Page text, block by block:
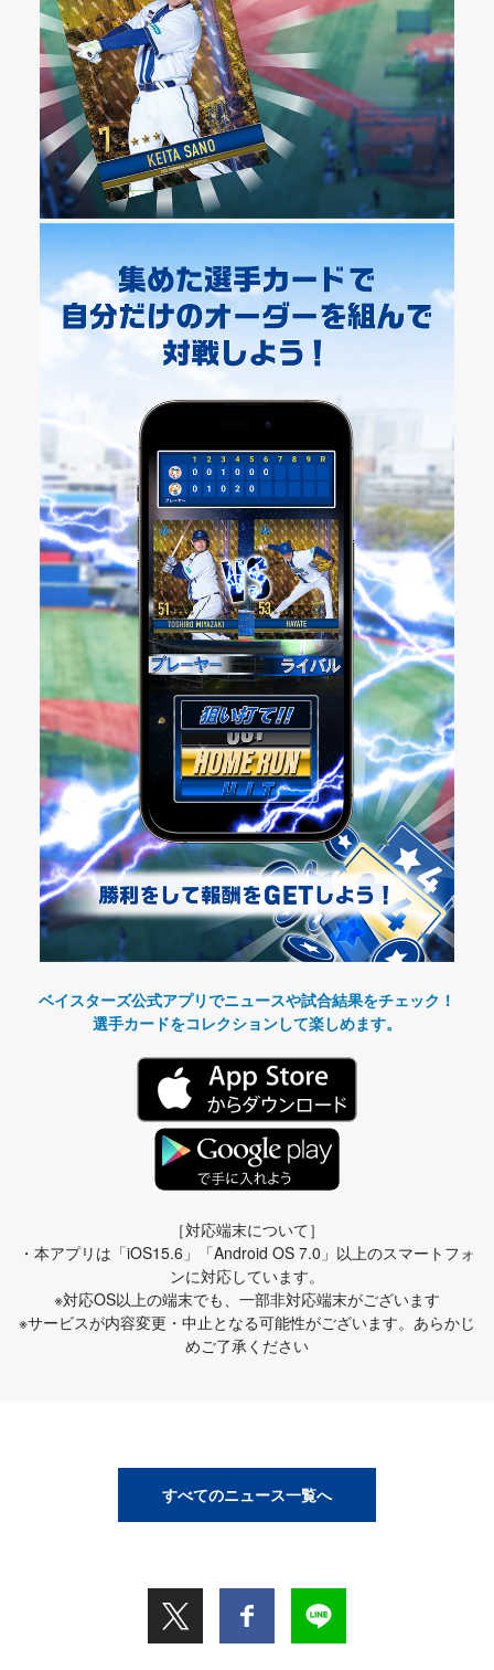
ベイスターズ公式アプリでニュースや試合結果をチェック！
選手カードをコレクションして楽しめます。
［対応端末について］
・本アプリは「iOS15.6」「Android OS 7.0」以上のスマートフォ
ンに対応しています。
※対応OS以上の端末でも、一部非対応端末がございます
※サービスが内容変更・中止となる可能性がございます。あらかじ
めご了承ください
すべてのニュース一覧へ